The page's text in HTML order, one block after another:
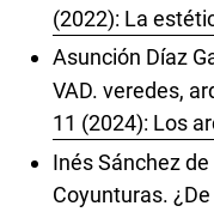
(2022): La
Asunción Díaz
VAD. veredes,
11 (2024): Los
Inés Sánchez
Coyunturas.